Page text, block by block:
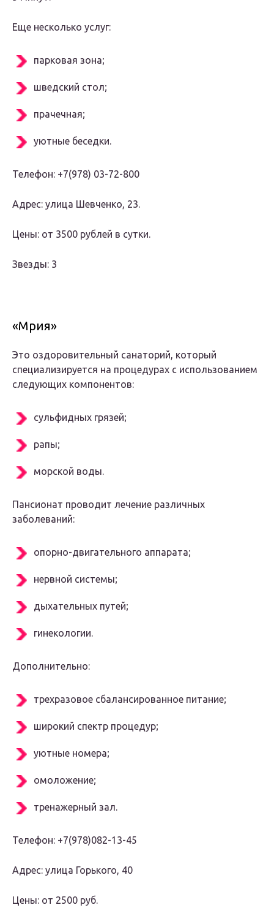
Еще несколько услуг:
парковая зона;
шведский стол;
прачечная;
уютные беседки.
Телефон: +7(978) 03-72-800
Адрес: улица Шевченко, 23.
Цены: от 3500 рублей в сутки.
Звезды: 3
«Мрия»
Это оздоровительный санаторий, который
специализируется на процедурах с использованием
следующих компонентов:
сульфидных грязей;
рапы;
морской воды.
Пансионат проводит лечение различных
заболеваний:
опорно-двигательного аппарата;
нервной системы;
дыхательных путей;
гинекологии.
Дополнительно:
трехразовое сбалансированное питание;
широкий спектр процедур;
уютные номера;
омоложение;
тренажерный зал.
Телефон: +7(978)082-13-45
Адрес: улица Горького, 40
Цены: от 2500 руб.